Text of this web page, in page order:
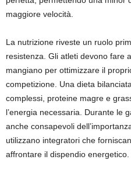
maggiore velocità.
La nutrizione riveste un ruolo
resistenza. Gli atleti devono fare
mangiano per ottimizzare il
competizione. Una dieta
complessi, proteine magre e
l’energia necessaria. Durante le
anche consapevoli
utilizzano integratori che
affrontare il dispendio energetico.